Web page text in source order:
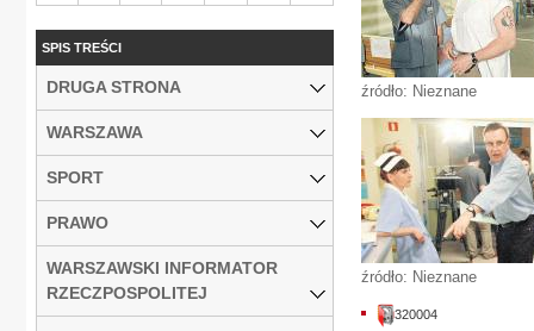
źródło: Nieznane
źródło: Nieznane
320004
SPIS TREŚCI
DRUGA STRONA
WARSZAWA
SPORT
PRAWO
WARSZAWSKI INFORMATOR
RZECZPOSPOLITEJ